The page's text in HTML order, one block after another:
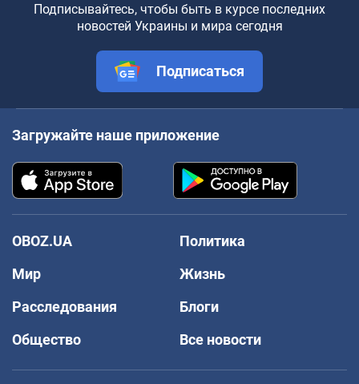
Подписывайтесь, чтобы быть в курсе последних
новостей Украины и мира сегодня
Подписаться
Загружайте наше приложение
OBOZ.UA
Политика
Мир
Жизнь
Расследования
Блоги
Общество
Все новости